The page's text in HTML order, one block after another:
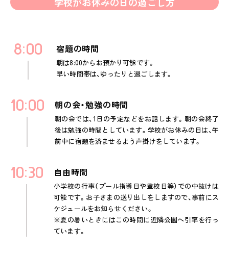
8 00 宿題の時間
朝は8:00からお預かり可能です。
早い時間帯は、ゆったりと過ごします。
10 00 朝の会・勉強の時間
朝の会では、1日の予定などをお話します。朝の会終了
後は勉強の時間としています。学校がお休みの日は、午
前中に宿題を済ませるよう声掛けをしています。
10 30 自由時間
小学校の行事（プール指導日や登校日等）での中抜けは
可能です。お子さまの送り出しをしますので、事前にス
ケジュールをお知らせください。
※夏の暑いときにはこの時間に近隣公園へ引率を行っ
ています。